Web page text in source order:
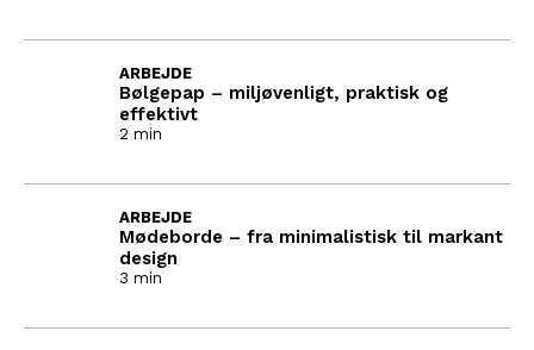
Bølgepap – miljøvenligt, praktisk og
effektivt
ARBEJDE
2 min
Mødeborde – fra minimalistisk til markant
design
ARBEJDE
3 min